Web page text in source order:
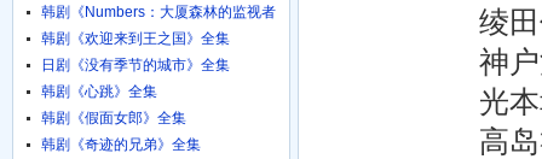
绫田俊树
神户浩
光本幸子
高岛礼子
韩剧《Numbers：大厦森林的监视者
们》全集
韩剧《欢迎来到王之国》全集
日剧《没有季节的城市》全集
韩剧《心跳》全集
韩剧《假面女郎》全集
韩剧《奇迹的兄弟》全集